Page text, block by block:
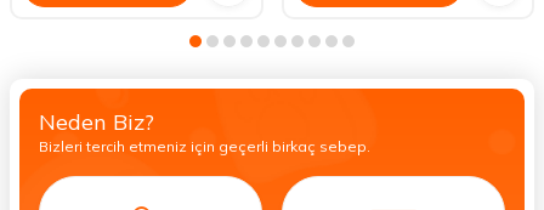
Neden Biz?
Bizleri tercih etmeniz için geçerli birkaç sebep.